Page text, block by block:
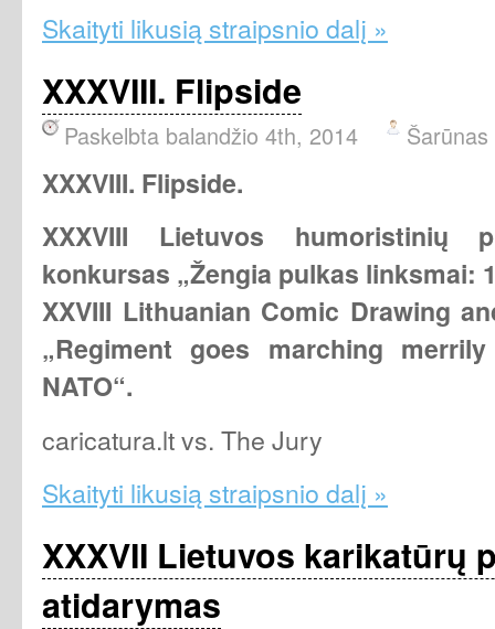
Skaityti likusią straipsnio dalį »
XXXVIII. Flipside
Paskelbta balandžio 4th, 2014 Šarūnas
XXXVIII. Flipside.
XXXVIII Lietuvos humoristinių
konkursas „Žengia pulkas linksmai:
XXVIII Lithuanian Comic Drawing
„Regiment goes marching
NATO“.
caricatura.lt vs. The Jury
Skaityti likusią straipsnio dalį »
XXXVII Lietuvos karikatūrų
atidarymas